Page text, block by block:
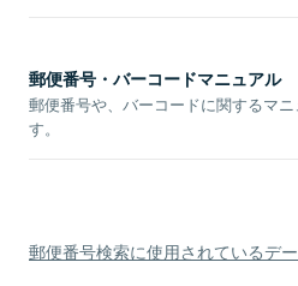
郵便番号・バーコードマニュアル
郵便番号や、バーコードに関するマ
す。
郵便番号検索に使用されているデ